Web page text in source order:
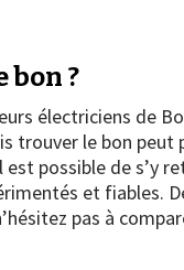
bon ?
électriciens de
trouver le bon peut
est possible de s’y
et fiables.
pas à